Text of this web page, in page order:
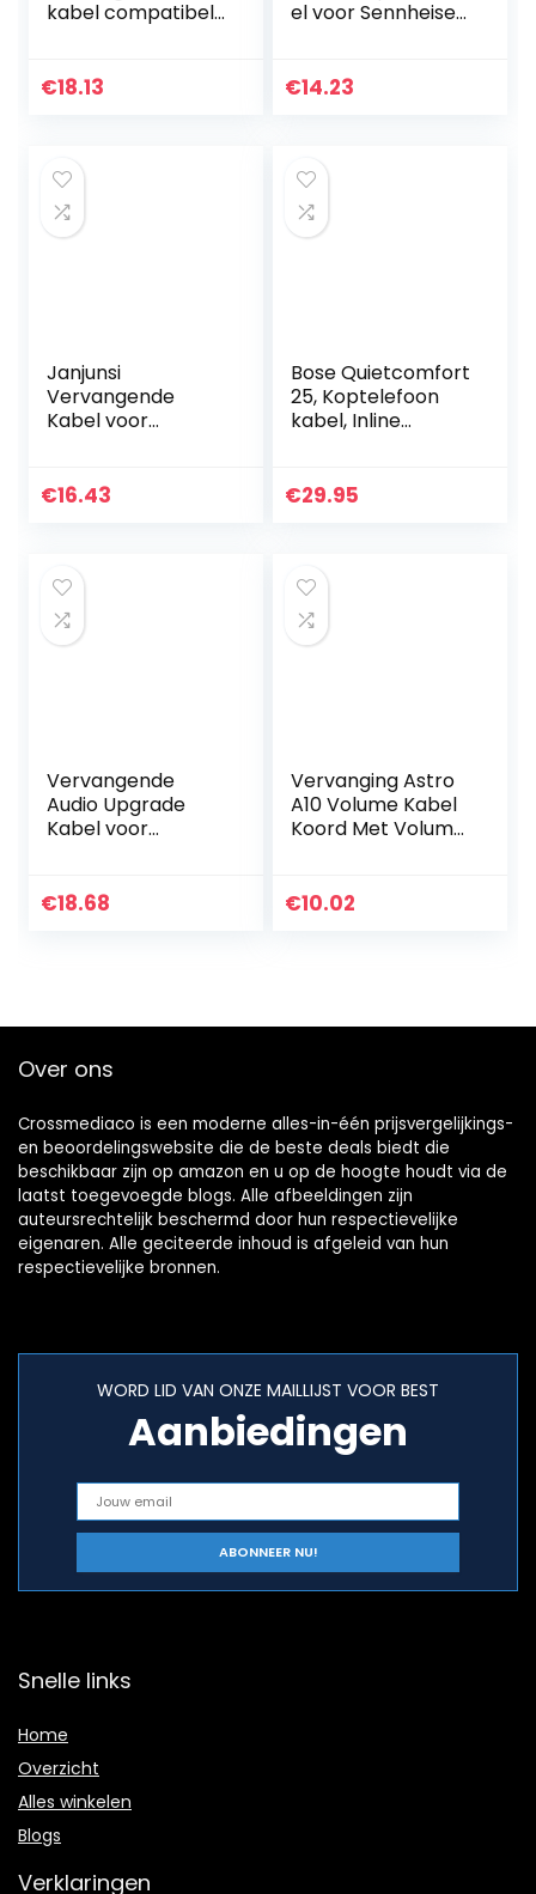
kabel compatibel
GM/HyperX Cloud
€18.13
el voor Sennheiser
HD480 HD430 414
€14.23
Janjunsi
Vervangende
Kabel voor
Headset, Gloeit
€16.43
Bose Quietcomfort
25, Koptelefoon
kabel, Inline
Voor
€29.95
Vervangende
Audio Upgrade
Kabel voor
HD58X, HD660S,
€18.68
Vervanging Astro
A10 Volume Kabel
Koord Met Volume
A40/A40TR
€10.02
Over ons
Crossmediaco is een moderne alles-in-één prijsvergelijkings-
en beoordelingswebsite die de beste deals biedt die
beschikbaar zijn op amazon en u op de hoogte houdt via de
laatst toegevoegde blogs. Alle afbeeldingen zijn
auteursrechtelijk beschermd door hun respectievelijke
eigenaren. Alle geciteerde inhoud is afgeleid van hun
respectievelijke bronnen.
WORD LID VAN ONZE MAILLIJST VOOR BEST
Aanbiedingen
Snelle links
Home
Overzicht
Alles winkelen
Blogs
Verklaringen